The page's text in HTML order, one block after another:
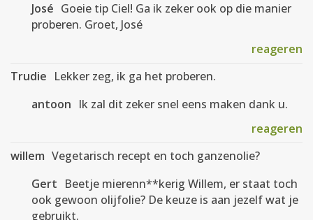
José Goeie tip Ciel! Ga ik zeker ook op die manier
proberen. Groet, José
reageren
Trudie Lekker zeg, ik ga het proberen.
antoon Ik zal dit zeker snel eens maken dank u.
reageren
willem Vegetarisch recept en toch ganzenolie?
Gert Beetje mierenn**kerig Willem, er staat toch
ook gewoon olijfolie? De keuze is aan jezelf wat je
gebruikt.